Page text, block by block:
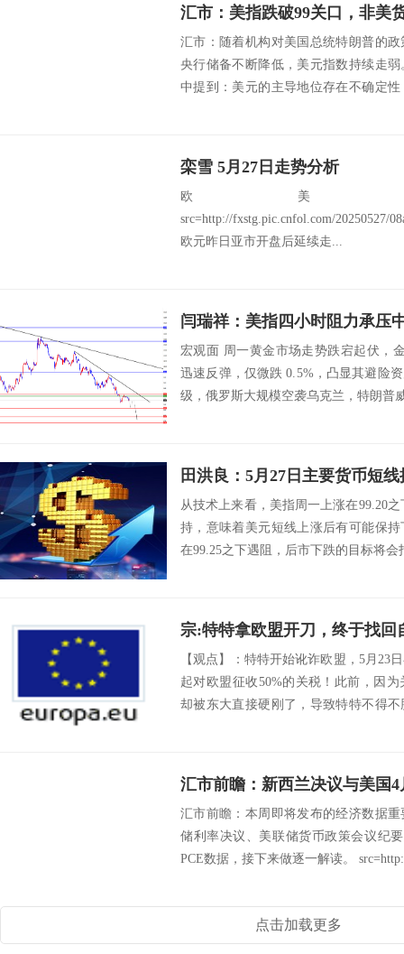
汇市：美指跌破99关口，非美
汇市：随着机构对美国总统特朗普的
央行储备不断降低，美元指数持续走
中提到：美元的主导地位存在不确定
栾雪 5月27日走势分析
欧美：
src=http://fxstg.pic.cnfol.com/20250527/
欧元昨日亚市开盘后延续走...
闫瑞祥：美指四小时阻力承压
宏观面 周一黄金市场走势跌宕起伏，
迅速反弹，仅微跌 0.5%，凸显其避险
级，俄罗斯大规模空袭乌克兰，特朗普
田洪良：5月27日主要货币
从技术上来看，美指周一上涨在99.20
持，意味着美元短线上涨后有可能保
在99.25之下遇阻，后市下跌的目标将会
宗:特特拿欧盟开刀，终于找回
【观点】：特特开始讹诈欧盟，5月23
起对欧盟征收50%的关税！此前，因
却被东大直接硬刚了，导致特特不得
汇市前瞻：本周即将发布的经济数据
储利率决议、美联储货币政策会议纪
PCE数据，接下来做逐一解读。
点击加载更多